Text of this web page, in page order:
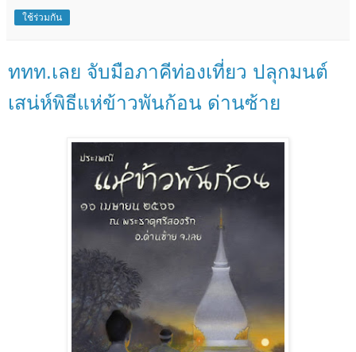
ใช้ร่วมกัน
ททท.เลย จับมือภาคีท่องเที่ยว ปลุกมนต์
เสน่ห์พิธีแห่ข้าวพันก้อน ด่านซ้าย